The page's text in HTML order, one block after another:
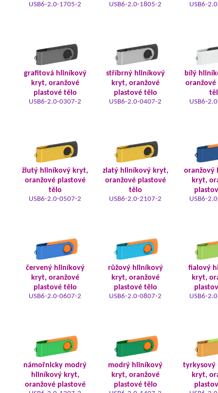
USB6-2.0-1705-2 USB6-2.0-1805-2 USB6-
grafitová hliníkový
kryt, oranžové
plastové tělo
USB6-2.0-0307-2
stříbrný hliníkový
kryt, oranžové
plastové tělo
USB6-2.0-0407-2
bílý
oranžové
USB6-
žlutý hliníkový kryt,
oranžové plastové
tělo
USB6-2.0-0507-2
zlatý hliníkový kryt,
oranžové plastové
tělo
USB6-2.0-2107-2
oranžový
kryt,
USB6-
červený hliníkový
kryt, oranžové
plastové tělo
USB6-2.0-0607-2
růžový hliníkový
kryt, oranžové
plastové tělo
USB6-2.0-0807-2
fialový
kryt,
USB6-
námořnicky modrý
hliníkový kryt,
oranžové plastové
modrý hliníkový
kryt, oranžové
plastové tělo
tyrkysový
kryt,